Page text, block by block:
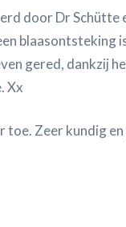
door Dr Schütte
blaasontsteking
gered, dankzij
Xx
toe. Zeer kundig